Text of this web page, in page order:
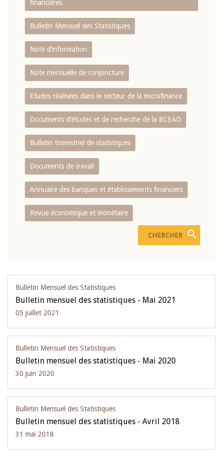
financières
Bulletin Mensuel des Statistiques
Note d’information
Note mensuelle de conjoncture
Etudes réalisées dans le secteur de la microfinance
Documents d’études et de recherche de la BCEAO
Bulletin trimestriel de statistiques
Documents de travail
Annuaire des banques et établissements financiers
Revue économique et monétaire
Bulletin Mensuel des Statistiques
Bulletin mensuel des statistiques - Mai 2021
05 juillet 2021
Bulletin Mensuel des Statistiques
Bulletin mensuel des statistiques - Mai 2020
30 juin 2020
Bulletin Mensuel des Statistiques
Bulletin mensuel des statistiques - Avril 2018
31 mai 2018